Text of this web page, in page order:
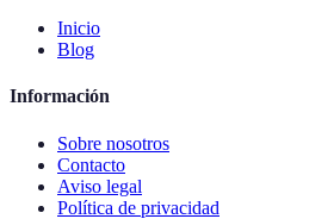
Inicio
Blog
Información
Sobre nosotros
Contacto
Aviso legal
Política de privacidad